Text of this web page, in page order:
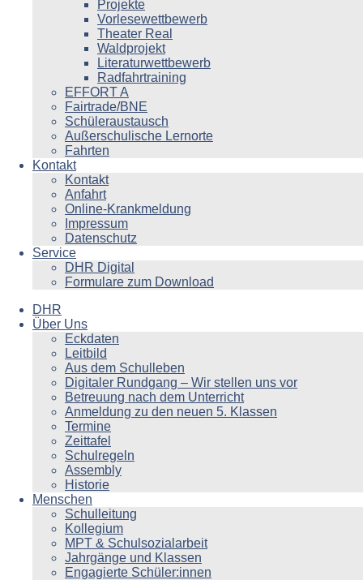
Projekte
Vorlesewettbewerb
Theater Real
Waldprojekt
Literaturwettbewerb
Radfahrtraining
EFFORT A
Fairtrade/BNE
Schüleraustausch
Außerschulische Lernorte
Fahrten
Kontakt
Kontakt
Anfahrt
Online-Krankmeldung
Impressum
Datenschutz
Service
DHR Digital
Formulare zum Download
DHR
Über Uns
Eckdaten
Leitbild
Aus dem Schulleben
Digitaler Rundgang – Wir stellen uns vor
Betreuung nach dem Unterricht
Anmeldung zu den neuen 5. Klassen
Termine
Zeittafel
Schulregeln
Assembly
Historie
Menschen
Schulleitung
Kollegium
MPT & Schulsozialarbeit
Jahrgänge und Klassen
Engagierte Schüler:innen